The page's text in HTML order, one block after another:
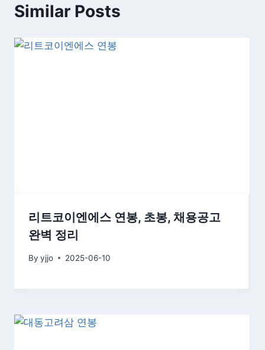
Similar Posts
리트코이엔에스 연봉, 초봉, 채용공고
완벽 정리
By yjjo 2025-06-10